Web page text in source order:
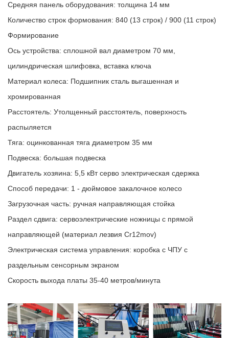
Средняя панель оборудования: толщина 14 мм
Количество строк формования: 840 (13 строк) / 900 (11 строк)
Формирование
Ось устройства: сплошной вал диаметром 70 мм,
цилиндрическая шлифовка, вставка ключа
Материал колеса: Подшипник сталь выгашенная и
хромированная
Расстоятель: Утолщенный расстоятель, поверхность
распыляется
Тяга: оцинкованная тяга диаметром 35 мм
Подвеска: большая подвеска
Двигатель хозяина: 5,5 кВт серво электрическая сдержка
Способ передачи: 1 - дюймовое закалочное колесо
Загрузочная часть: ручная направляющая стойка
Раздел сдвига: сервоэлектрические ножницы с прямой
направляющей (материал лезвия Cr12mov)
Электрическая система управления: коробка с ЧПУ с
раздельным сенсорным экраном
Скорость выхода платы 35-40 метров/минута